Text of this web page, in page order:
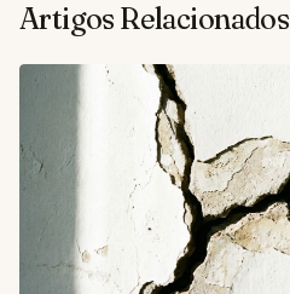
Artigos Relacionados